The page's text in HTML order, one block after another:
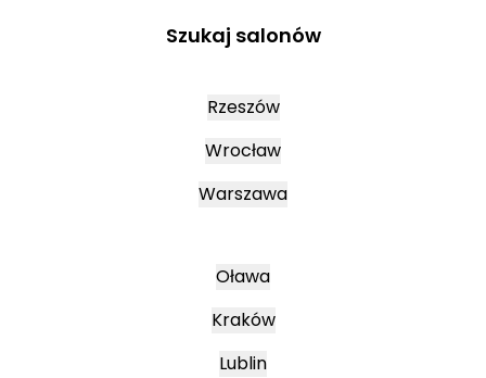
Szukaj salonów
Rzeszów
Wrocław
Warszawa
Oława
Kraków
Lublin